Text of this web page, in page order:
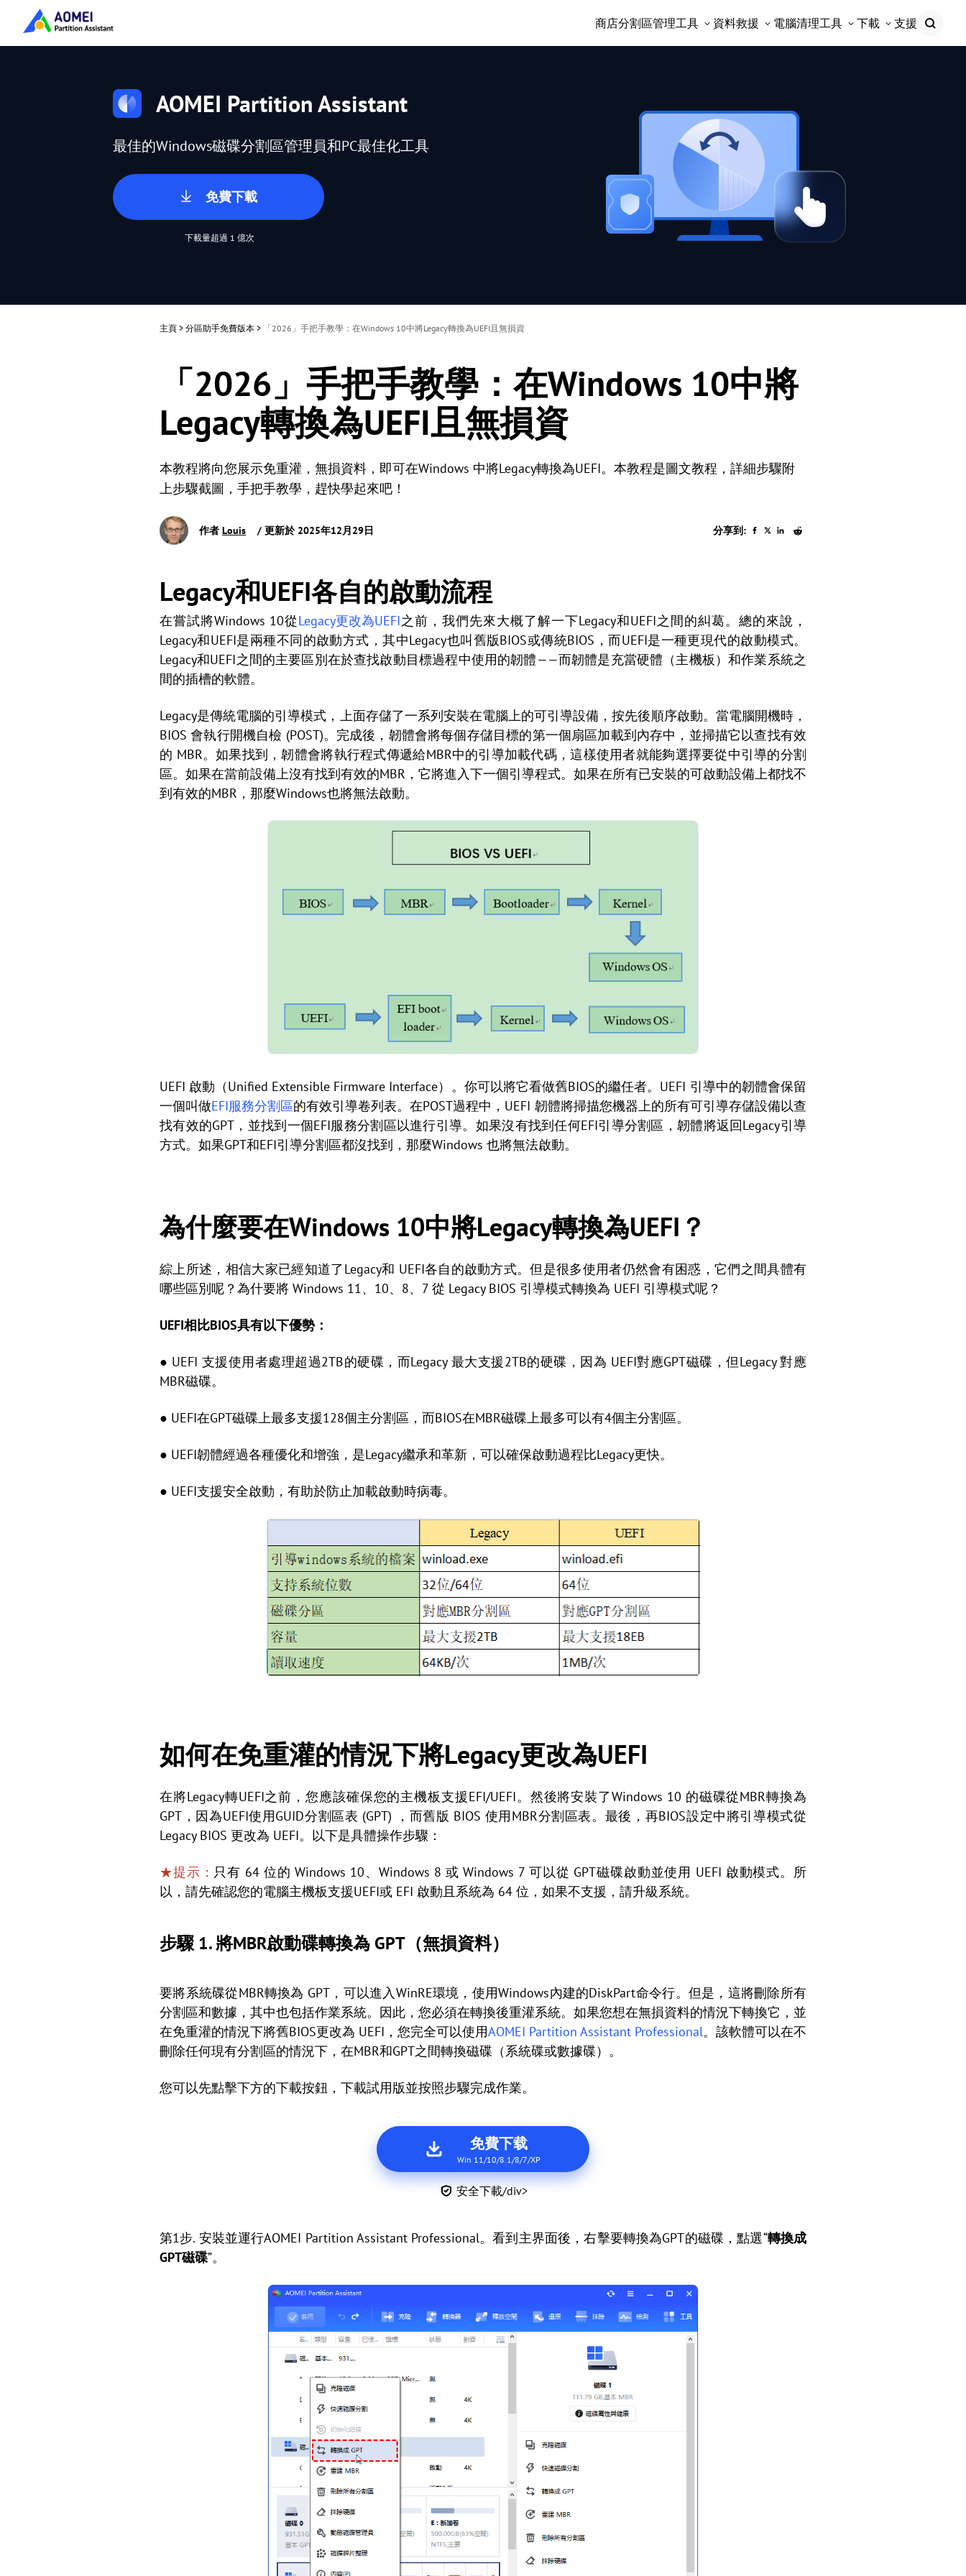
商店分割區管理工具 資料救援 電腦清理工具 下載 支援
AOMEI Partition Assistant
最佳的Windows磁碟分割區管理員和PC最佳化工具
免費下載
下載量超過 1 億次
主頁 > 分區助手免費版本 > 「2026」手把手教學：在Windows 10中將Legacy轉換為UEFI且無損資
「2026」手把手教學：在Windows 10中將
Legacy轉換為UEFI且無損資
本教程將向您展示免重灌，無損資料，即可在Windows 中將Legacy轉換為UEFI。本教程是圖文教程，詳細步驟附
上步驟截圖，手把手教學，趕快學起來吧！
作者 Louis / 更新於 2025年12月29日 分享到:
Legacy和UEFI各自的啟動流程
在嘗試將Windows 10從Legacy更改為UEFI之前，我們先來大概了解一下Legacy和UEFI之間的糾葛。總的來說，
Legacy和UEFI是兩種不同的啟動方式，其中Legacy也叫舊版BIOS或傳統BIOS，而UEFI是一種更現代的啟動模式。
Legacy和UEFI之間的主要區別在於查找啟動目標過程中使用的韌體——而韌體是充當硬體（主機板）和作業系統之
間的插槽的軟體。
Legacy是傳統電腦的引導模式，上面存儲了一系列安裝在電腦上的可引導設備，按先後順序啟動。當電腦開機時，
BIOS 會執行開機自檢 (POST)。完成後，韌體會將每個存儲目標的第一個扇區加載到內存中，並掃描它以查找有效
的 MBR。如果找到，韌體會將執行程式傳遞給MBR中的引導加載代碼，這樣使用者就能夠選擇要從中引導的分割
區。如果在當前設備上沒有找到有效的MBR，它將進入下一個引導程式。如果在所有已安裝的可啟動設備上都找不
到有效的MBR，那麼Windows也將無法啟動。
UEFI 啟動（Unified Extensible Firmware Interface）。你可以將它看做舊BIOS的繼任者。UEFI 引導中的韌體會保留
一個叫做EFI服務分割區的有效引導卷列表。在POST過程中，UEFI 韌體將掃描您機器上的所有可引導存儲設備以查
找有效的GPT，並找到一個EFI服務分割區以進行引導。如果沒有找到任何EFI引導分割區，韌體將返回Legacy引導
方式。如果GPT和EFI引導分割區都沒找到，那麼Windows 也將無法啟動。
為什麼要在Windows 10中將Legacy轉換為UEFI？
綜上所述，相信大家已經知道了Legacy和 UEFI各自的啟動方式。但是很多使用者仍然會有困惑，它們之間具體有
哪些區別呢？為什要將 Windows 11、10、8、7 從 Legacy BIOS 引導模式轉換為 UEFI 引導模式呢？
UEFI相比BIOS具有以下優勢：
● UEFI 支援使用者處理超過2TB的硬碟，而Legacy 最大支援2TB的硬碟，因為 UEFI對應GPT磁碟，但Legacy 對應
MBR磁碟。
● UEFI在GPT磁碟上最多支援128個主分割區，而BIOS在MBR磁碟上最多可以有4個主分割區。
● UEFI韌體經過各種優化和增強，是Legacy繼承和革新，可以確保啟動過程比Legacy更快。
● UEFI支援安全啟動，有助於防止加載啟動時病毒。
如何在免重灌的情況下將Legacy更改為UEFI
在將Legacy轉UEFI之前，您應該確保您的主機板支援EFI/UEFI。然後將安裝了Windows 10 的磁碟從MBR轉換為
GPT，因為UEFI使用GUID分割區表 (GPT) ，而舊版 BIOS 使用MBR分割區表。最後，再BIOS設定中將引導模式從
Legacy BIOS 更改為 UEFI。以下是具體操作步驟：
★提示： 只有 64 位的 Windows 10、Windows 8 或 Windows 7 可以從 GPT磁碟啟動並使用 UEFI 啟動模式。所
以，請先確認您的電腦主機板支援UEFI或 EFI 啟動且系統為 64 位，如果不支援，請升級系統。
步驟 1. 將MBR啟動碟轉換為 GPT（無損資料）
要將系統碟從MBR轉換為 GPT，可以進入WinRE環境，使用Windows內建的DiskPart命令行。但是，這將刪除所有
分割區和數據，其中也包括作業系統。因此，您必須在轉換後重灌系統。如果您想在無損資料的情況下轉換它，並
在免重灌的情況下將舊BIOS更改為 UEFI，您完全可以使用AOMEI Partition Assistant Professional。該軟體可以在不
刪除任何現有分割區的情況下，在MBR和GPT之間轉換磁碟（系統碟或數據碟）。
您可以先點擊下方的下載按鈕，下載試用版並按照步驟完成作業。
免費下载
Win 11/10/8.1/8/7/XP
安全下載/div>
第1步. 安裝並運行AOMEI Partition Assistant Professional。看到主界面後，右擊要轉換為GPT的磁碟，點選“轉換成
GPT磁碟”。